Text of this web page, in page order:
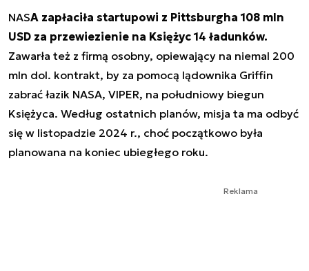
NASA zapłaciła startupowi z Pittsburgha 108 mln
USD za przewiezienie na Księżyc 14 ładunków.
Zawarła też z firmą osobny, opiewający na niemal 200
mln dol. kontrakt, by za pomocą lądownika Griffin
zabrać łazik NASA, VIPER, na południowy biegun
Księżyca. Według ostatnich planów, misja ta ma odbyć
się w listopadzie 2024 r., choć początkowo była
planowana na koniec ubiegłego roku.
Reklama